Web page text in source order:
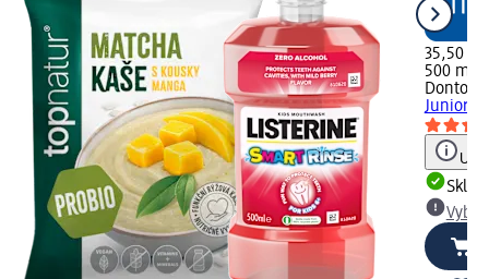
35,50 Kč
500 ml
Junior,